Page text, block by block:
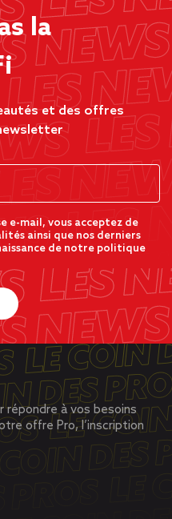
la
et des offres
e-mail, vous acceptez de
ainsi que nos derniers
de notre politique
répondre à vos besoins
offre Pro, l’inscription